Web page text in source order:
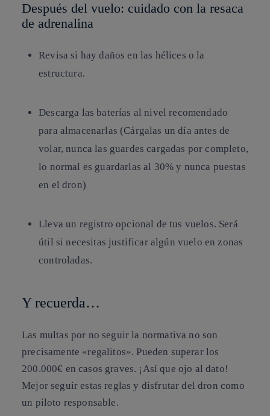
Después del vuelo: cuidado con la resaca
de adrenalina
Revisa si hay daños en las hélices o la
estructura.
Descarga las baterías al nivel recomendado
para almacenarlas (Cárgalas un día antes de
volar, nunca las guardes cargadas por completo,
lo normal es guardarlas al 30% y nunca puestas
en el dron)
Lleva un registro opcional de tus vuelos. Será
útil si necesitas justificar algún vuelo en zonas
controladas.
Y recuerda…
Las multas por no seguir la normativa no son
precisamente «regalitos». Pueden superar los
200.000€ en casos graves. ¡Así que ojo al dato!
Mejor seguir estas reglas y disfrutar del dron como
un piloto responsable.